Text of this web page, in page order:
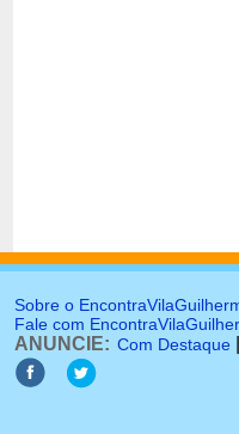
Sobre o
Fale com
ANUNCIE: Com Destaque